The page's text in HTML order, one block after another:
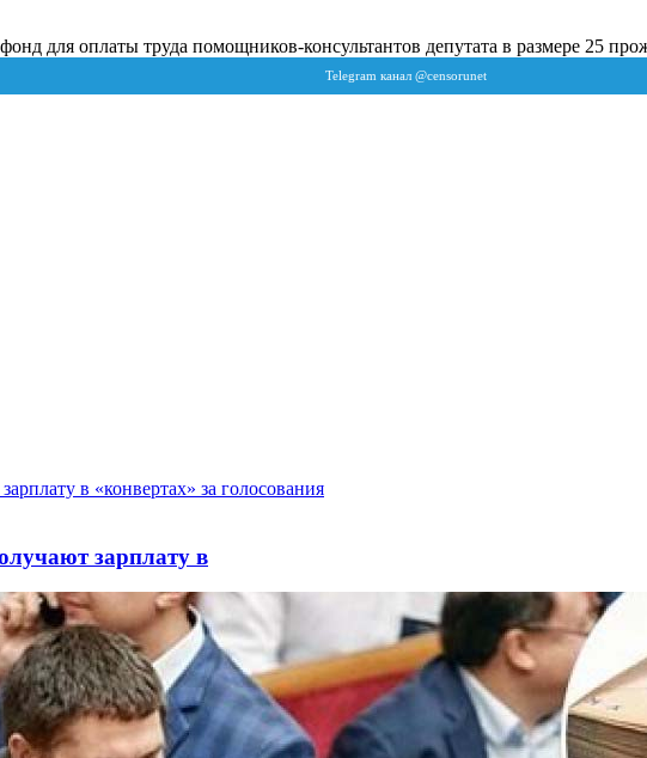
для оплаты труда помощников-консультантов депутата в размере 25
зарплату в